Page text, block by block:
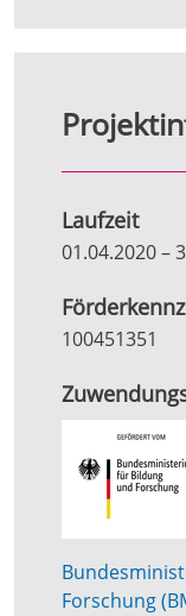
Laufzeit
01.04.2020–
100451351
Forschung